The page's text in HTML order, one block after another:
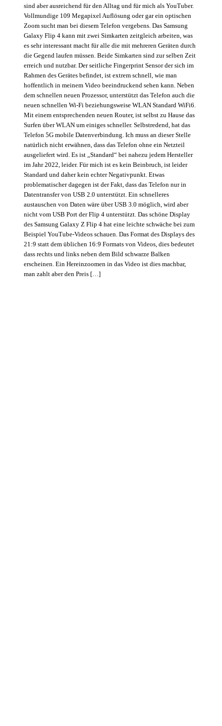
sind aber ausreichend für den Alltag und für mich als YouTuber.
Vollmundige 109 Megapixel Auflösung oder gar ein optischen
Zoom sucht man bei diesem Telefon vergebens. Das Samsung
Galaxy Flip 4 kann mit zwei Simkarten zeitgleich arbeiten, was
es sehr interessant macht für alle die mit mehreren Geräten durch
die Gegend laufen müssen. Beide Simkarten sind zur selben Zeit
erreich und nutzbar. Der seitliche Fingerprint Sensor der sich im
Rahmen des Gerätes befindet, ist extrem schnell, wie man
hoffentlich in meinem Video beeindruckend sehen kann. Neben
dem schnellen neuen Prozessor, unterstützt das Telefon auch die
neuen schnellen Wi-Fi beziehungsweise WLAN Standard WiFi6.
Mit einem entsprechenden neuen Router, ist selbst zu Hause das
Surfen über WLAN um einiges schneller. Selbstredend, hat das
Telefon 5G mobile Datenverbindung. Ich muss an dieser Stelle
natürlich nicht erwähnen, dass das Telefon ohne ein Netzteil
ausgeliefert wird. Es ist „Standard“ bei nahezu jedem Hersteller
im Jahr 2022, leider. Für mich ist es kein Beinbruch, ist leider
Standard und daher kein echter Negativpunkt. Etwas
problematischer dagegen ist der Fakt, dass das Telefon nur in
Datentransfer von USB 2.0 unterstützt. Ein schnelleres
austauschen von Daten wäre über USB 3.0 möglich, wird aber
nicht vom USB Port der Flip 4 unterstützt. Das schöne Display
des Samsung Galaxy Z Flip 4 hat eine leichte schwäche bei zum
Beispiel YouTube-Videos schauen. Das Format des Displays des
21:9 statt dem üblichen 16:9 Formats von Videos, dies bedeutet
dass rechts und links neben dem Bild schwarze Balken
erscheinen. Ein Hereinzoomen in das Video ist dies machbar,
man zahlt aber den Preis […]